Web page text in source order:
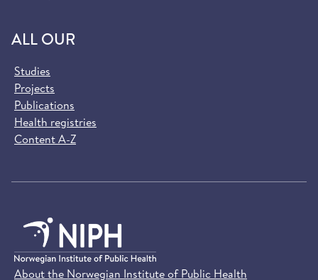
ALL OUR
Studies
Projects
Publications
Health registries
Content A-Z
About the Norwegian Institute of Public Health